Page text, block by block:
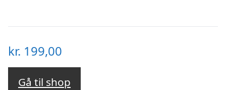
kr. 199,00
Gå til shop